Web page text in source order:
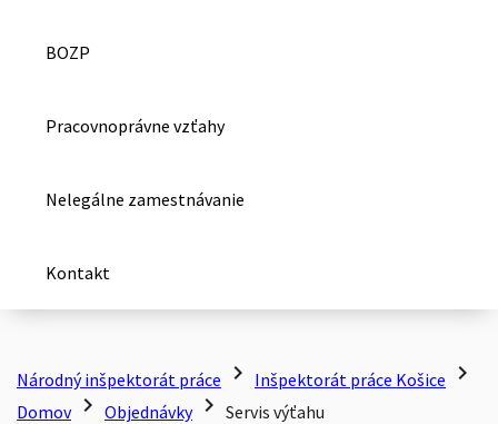
BOZP
Pracovnoprávne vzťahy
Nelegálne zamestnávanie
Kontakt
Národný inšpektorát práce chevron_right Inšpektorát práce Košice chevron_right
Domov chevron_right Objednávky chevron_right Servis výťahu